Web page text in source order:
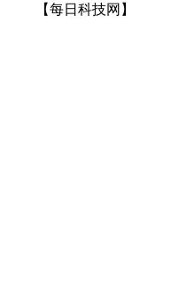
【每日科技网】